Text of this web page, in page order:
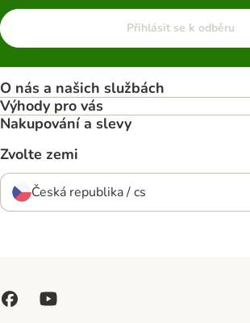
Přihlásit se k odběru
O nás a našich službách
Výhody pro vás
Nakupování a slevy
Zvolte zemi
Česká republika / cs